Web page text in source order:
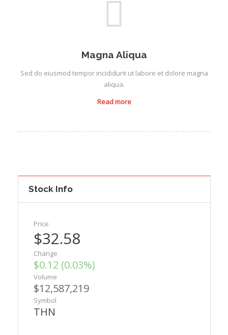
Magna Aliqua
Sed do eiusmod tempor incididunt ut labore et dolore magna
aliqua.
Read more
Stock Info
Price
$32.58
Change
$0.12 (0.03%)
Volume
$12,587,219
Symbol
THN